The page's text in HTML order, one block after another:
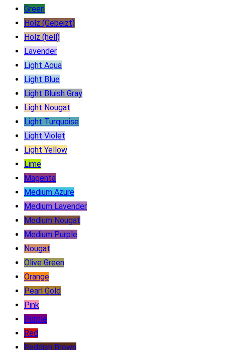
Green
Holz (Gebeizt)
Holz (hell)
Lavender
Light Aqua
Light Blue
Light Bluish Gray
Light Nougat
Light Turquoise
Light Violet
Light Yellow
Lime
Magenta
Medium Azure
Medium Lavender
Medium Nougat
Medium Purple
Nougat
Olive Green
Orange
Pearl Gold
Pink
Purple
Red
Reddish Brown